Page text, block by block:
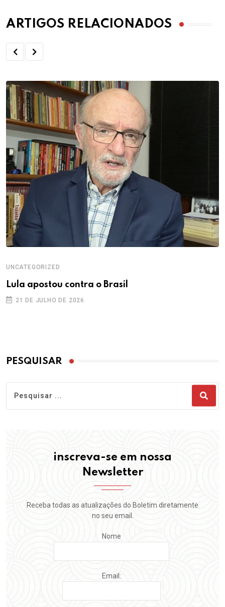
ARTIGOS RELACIONADOS
UNCATEGORIZED
Lula apostou contra o Brasil
21 DE JULHO DE 2026
PESQUISAR
inscreva-se em nossa
Newsletter
Receba todas as atualizações do Boletim diretamente
no seu email.
Nome
Email: